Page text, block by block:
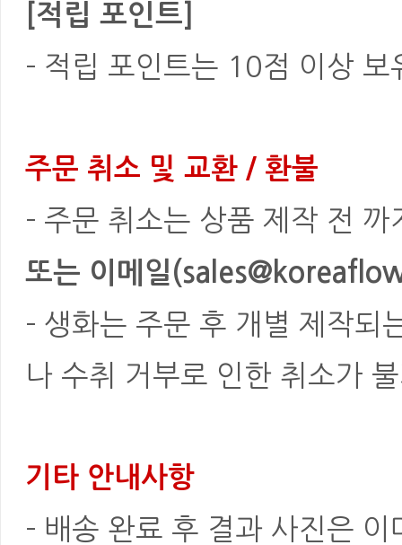
[적립 포인트]
- 적립 포인트는 10점 이상
주문 취소 및 교환 / 환불
- 주문 취소는 상품 제작 전
또는 이메일
- 생화는 주문 후 개별 제작되
나 수취 거부로 인한 취소가
기타 안내사항
- 배송 완료 후 결과 사진은